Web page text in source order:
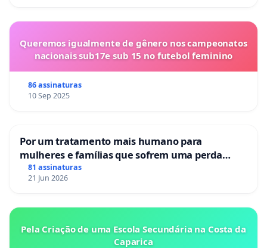
Queremos igualmente de gênero nos campeonatos
nacionais sub17e sub 15 no futebol feminino
86 assinaturas
10 Sep 2025
Por um tratamento mais humano para
mulheres e famílias que sofrem uma perda
gestacional nos hospitais portugueses
81 assinaturas
21 Jun 2026
Pela Criação de uma Escola Secundária na Costa da
Caparica